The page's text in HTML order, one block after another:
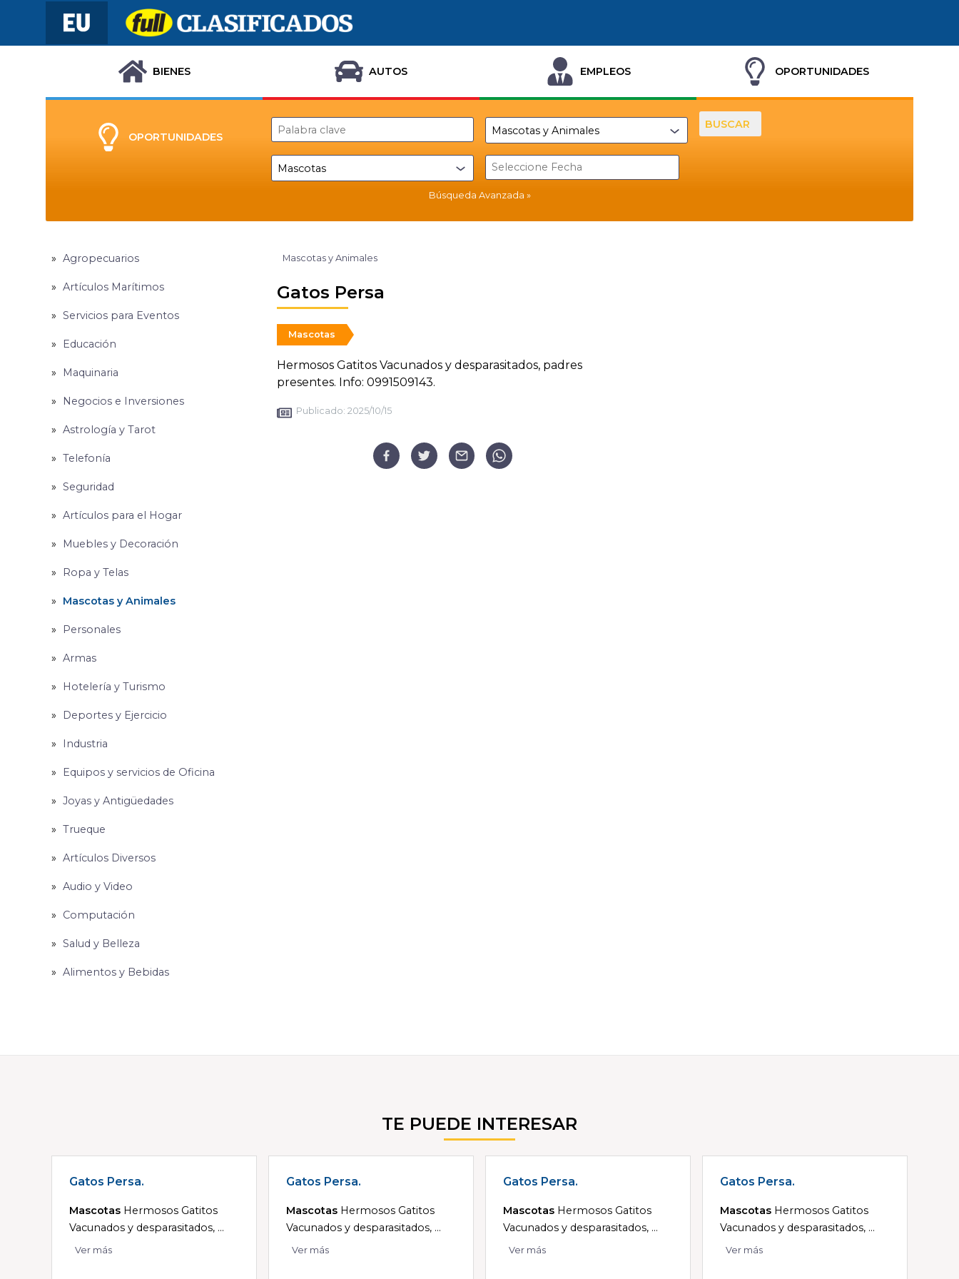
BIENES AUTOS EMPLEOS OPORTUNIDADES
OPORTUNIDADES
Búsqueda Avanzada
BUSCAR
Agropecuarios
Artículos Marítimos
Servicios para Eventos
Educación
Maquinaria
Negocios e Inversiones
Astrología y Tarot
Telefonía
Seguridad
Artículos para el Hogar
Muebles y Decoración
Ropa y Telas
Mascotas y Animales
Personales
Armas
Hotelería y Turismo
Deportes y Ejercicio
Industria
Equipos y servicios de Oficina
Joyas y Antigüedades
Trueque
Artículos Diversos
Audio y Video
Computación
Salud y Belleza
Alimentos y Bebidas
Mascotas y Animales
Gatos Persa
Mascotas
Hermosos Gatitos Vacunados y desparasitados, padres
presentes. Info: 0991509143.
Publicado: 2025/10/15
TE PUEDE INTERESAR
Gatos Persa.
Mascotas Hermosos Gatitos
Vacunados y desparasitados, ...
Ver más
Gatos Persa.
Mascotas Hermosos Gatitos
Vacunados y desparasitados, ...
Ver más
Gatos Persa.
Mascotas Hermosos Gatitos
Vacunados y desparasitados, ...
Ver más
Gatos Persa.
Mascotas Hermosos Gatitos
Vacunados y desparasitados, ...
Ver más